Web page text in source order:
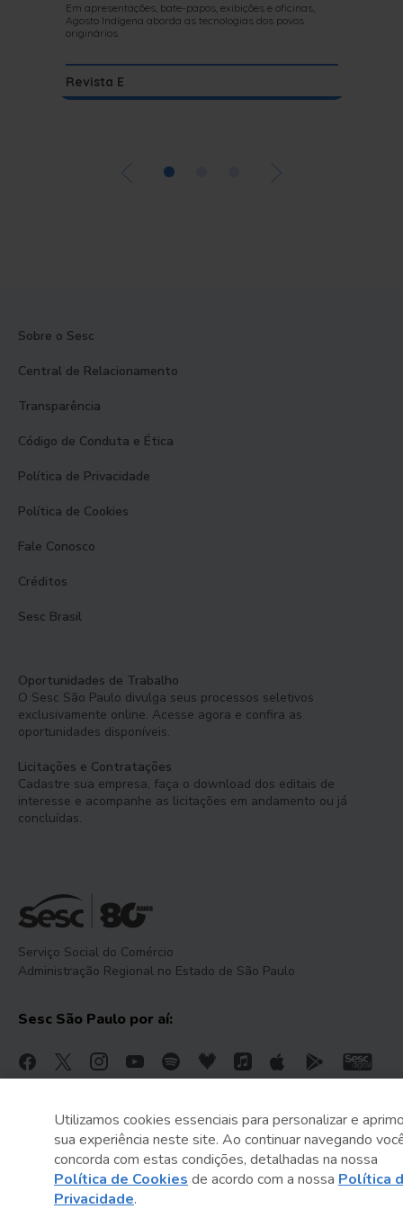
Em apresentações, bate-papos, exibições e oficinas,
Agosto Indígena aborda as tecnologias dos povos
originários
Revista E
•
Sobre o Sesc
Central de Relacionamento
Transparência
Código de Conduta e Ética
Política de Privacidade
Política de Cookies
Fale Conosco
Créditos
Sesc Brasil
Oportunidades de Trabalho
O Sesc São Paulo divulga seus processos seletivos
exclusivamente online. Acesse agora e confira as
oportunidades disponíveis.
Licitações e Contratações
Cadastre sua empresa, faça o download dos editais de
interesse e acompanhe as licitações em andamento ou já
concluídas.
Serviço Social do Comércio
Administração Regional no Estado de São Paulo
Sesc São Paulo por aí:
Utilizamos cookies essenciais para personalizar e
sua experiência neste site. Ao continuar navegando
concorda com estas condições, detalhadas na nossa
Política de Cookies de acordo com a nossa Política
Privacidade.